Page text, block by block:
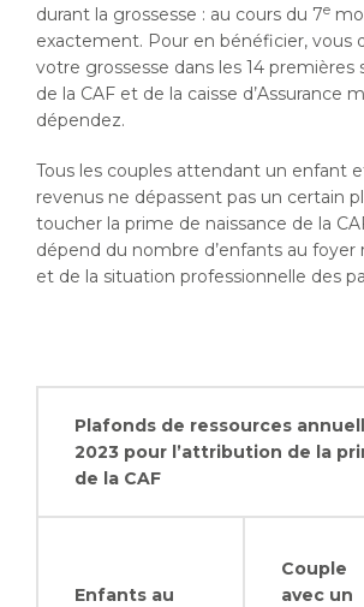
durant la grossesse : au cours du 7e
exactement. Pour en bénéficier, vous
votre grossesse dans les 14 premières
de la CAF et de la caisse d’Assurance
dépendez.
Tous les couples attendant un enfant
revenus ne dépassent pas un certain
toucher la prime de naissance de la
dépend du nombre d’enfants au foyer
et de la situation professionnelle des
Plafonds de ressources
2023 pour l’attribution de la
de la CAF
Enfants au
Couple
avec un